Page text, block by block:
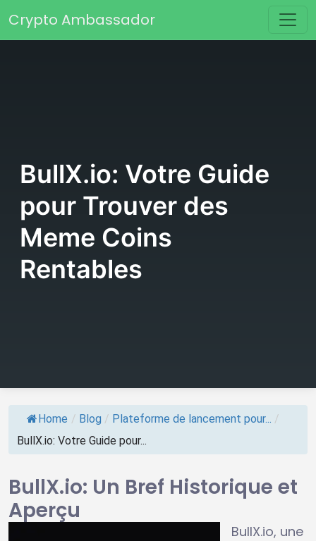
Navigation principale
Crypto Ambassador
BullX.io: Votre Guide
pour Trouver des
Meme Coins
Rentables
Home / Blog / Plateforme de lancement pour... /
BullX.io: Votre Guide pour...
BullX.io: Un Bref Historique et
Aperçu
BullX.io, une